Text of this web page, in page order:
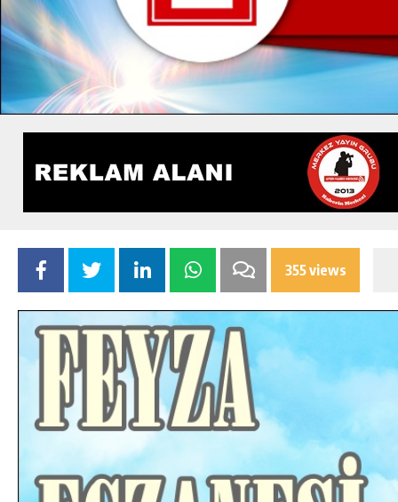
355 views